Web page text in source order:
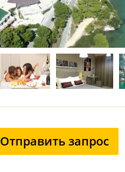
Отправить запрос